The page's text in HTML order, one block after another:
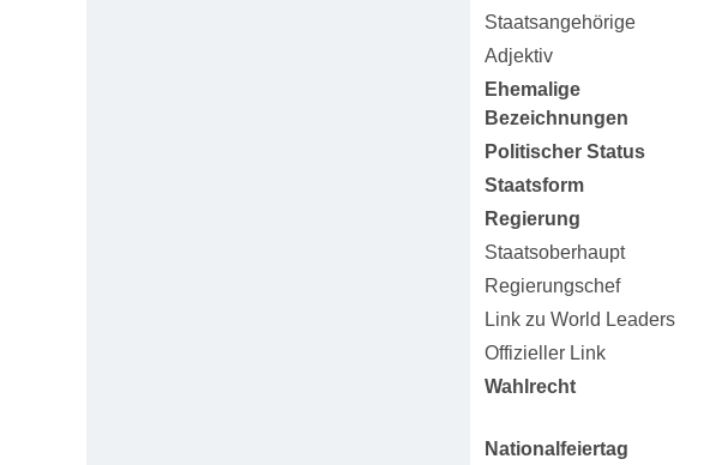
Staatsangehörige
Adjektiv
Ehemalige
Bezeichnungen
Politischer Status
Staatsform
Regierung
Staatsoberhaupt
Regierungschef
Link zu World Leaders
Offizieller Link
Wahlrecht
Nationalfeiertag